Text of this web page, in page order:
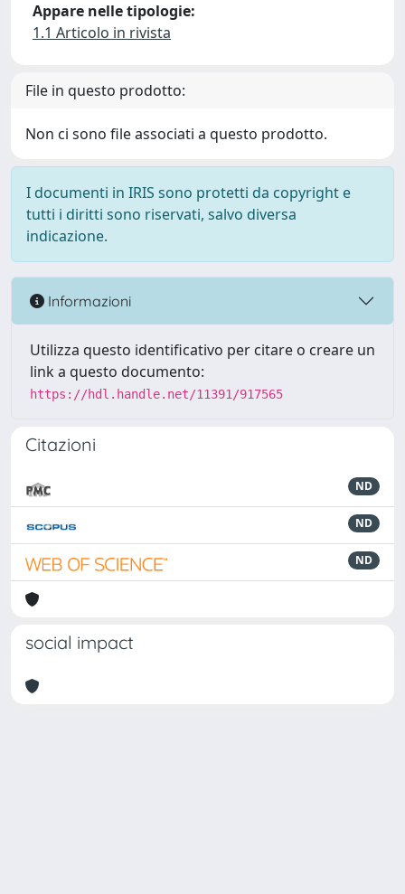
Appare nelle tipologie:
1.1 Articolo in rivista
File in questo prodotto:
Non ci sono file associati a questo prodotto.
I documenti in IRIS sono protetti da copyright e
tutti i diritti sono riservati, salvo diversa
indicazione.
Informazioni
Utilizza questo identificativo per citare o creare un
link a questo documento:
https://hdl.handle.net/11391/917565
Citazioni
ND
ND
ND
social impact